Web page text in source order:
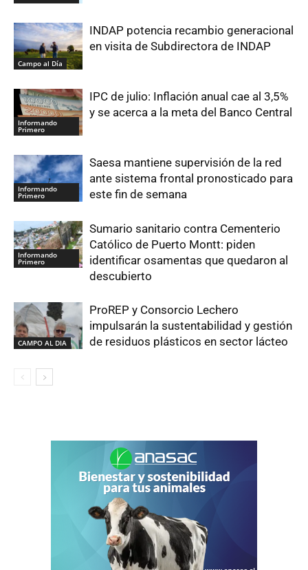
Campo al Día
INDAP potencia recambio generacional
en visita de Subdirectora de INDAP
Informando
Primero
IPC de julio: Inflación anual cae al 3,5%
y se acerca a la meta del Banco Central
Informando
Primero
Saesa mantiene supervisión de la red
ante sistema frontal pronosticado para
este fin de semana
Informando
Primero
Sumario sanitario contra Cementerio
Católico de Puerto Montt: piden
identificar osamentas que quedaron al
descubierto
CAMPO AL DIA
ProREP y Consorcio Lechero
impulsarán la sustentabilidad y gestión
de residuos plásticos en sector lácteo